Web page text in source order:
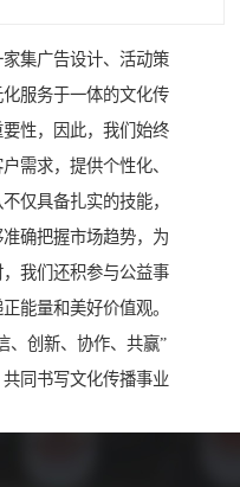
集广告设计、活动策
服务于一体的文化传
性，因此，我们始终
需求，提供个性化、
仅具备扎实的技能，
确把握市场趋势，为
我们还积参与公益事
能量和美好价值观。
、创新、协作、共赢”
同书写文化传播事业